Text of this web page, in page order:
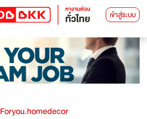
เข้าสู่ระบบ
Foryou.homedecor